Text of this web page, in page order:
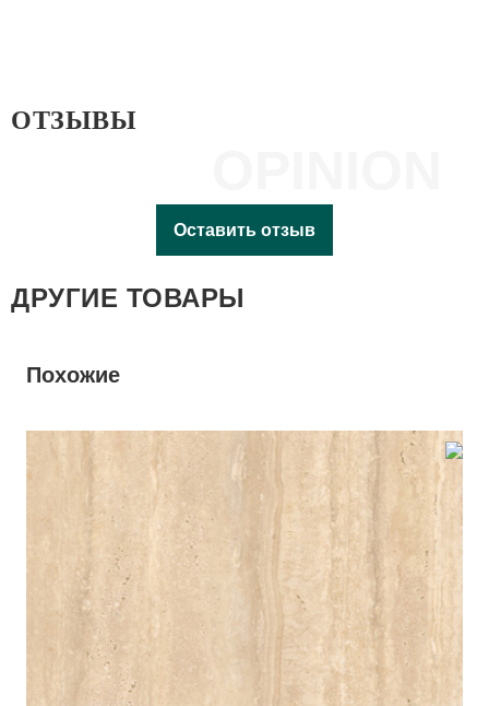
ОТЗЫВЫ
Оставить отзыв
ДРУГИЕ ТОВАРЫ
Похожие